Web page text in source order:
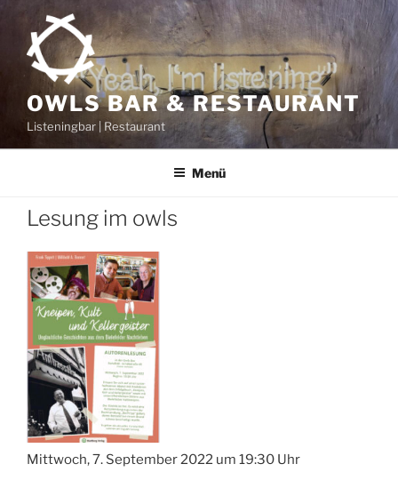
Zum
Inhalt
springen
OWLS BAR & RESTAURANT
Listeningbar | Restaurant
Menü
Lesung im owls
Mittwoch, 7. September 2022 um 19:30 Uhr